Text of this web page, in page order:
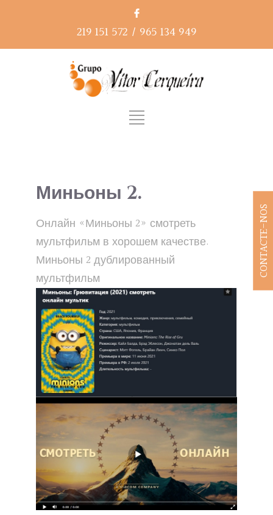
219 151 572 / 965 134 949
Миньоны 2.
Онлайн «Миньоны 2» смотреть
мультфильм в хорошем качестве.
Миньоны 2 дублированный
мультфильм
CONTACTE-NOS